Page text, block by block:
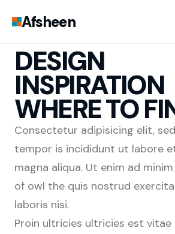
Afsheen
DESIGN
INSPIRATION
WHERE TO
Consectetur adipisicing elit,
tempor is incididunt ut labore
magna aliqua. Ut enim ad
of owl the quis nostrud
laboris nisi.
Proin ultricies ultricies est vitae